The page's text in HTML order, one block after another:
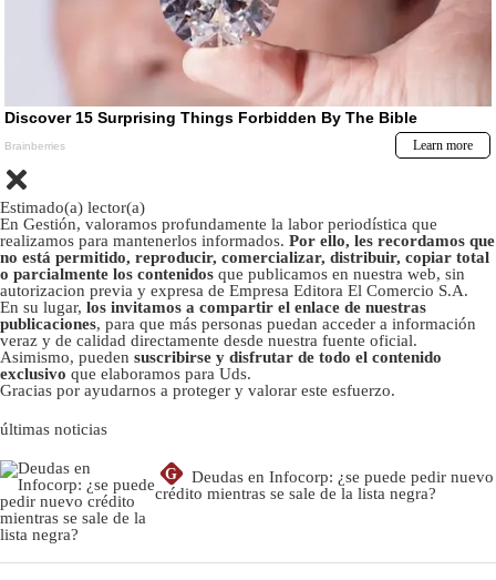
Estimado(a) lector(a)
En Gestión, valoramos profundamente la labor periodística que
realizamos para mantenerlos informados. Por ello, les recordamos que
no está permitido, reproducir, comercializar, distribuir, copiar total
o parcialmente los contenidos que publicamos en nuestra web, sin
autorizacion previa y expresa de Empresa Editora El Comercio S.A.
En su lugar, los invitamos a compartir el enlace de nuestras
publicaciones, para que más personas puedan acceder a información
veraz y de calidad directamente desde nuestra fuente oficial.
Asimismo, pueden suscribirse y disfrutar de todo el contenido
exclusivo que elaboramos para Uds.
Gracias por ayudarnos a proteger y valorar este esfuerzo.
últimas noticias
G
Deudas en Infocorp: ¿se puede pedir nuevo
crédito mientras se sale de la lista negra?